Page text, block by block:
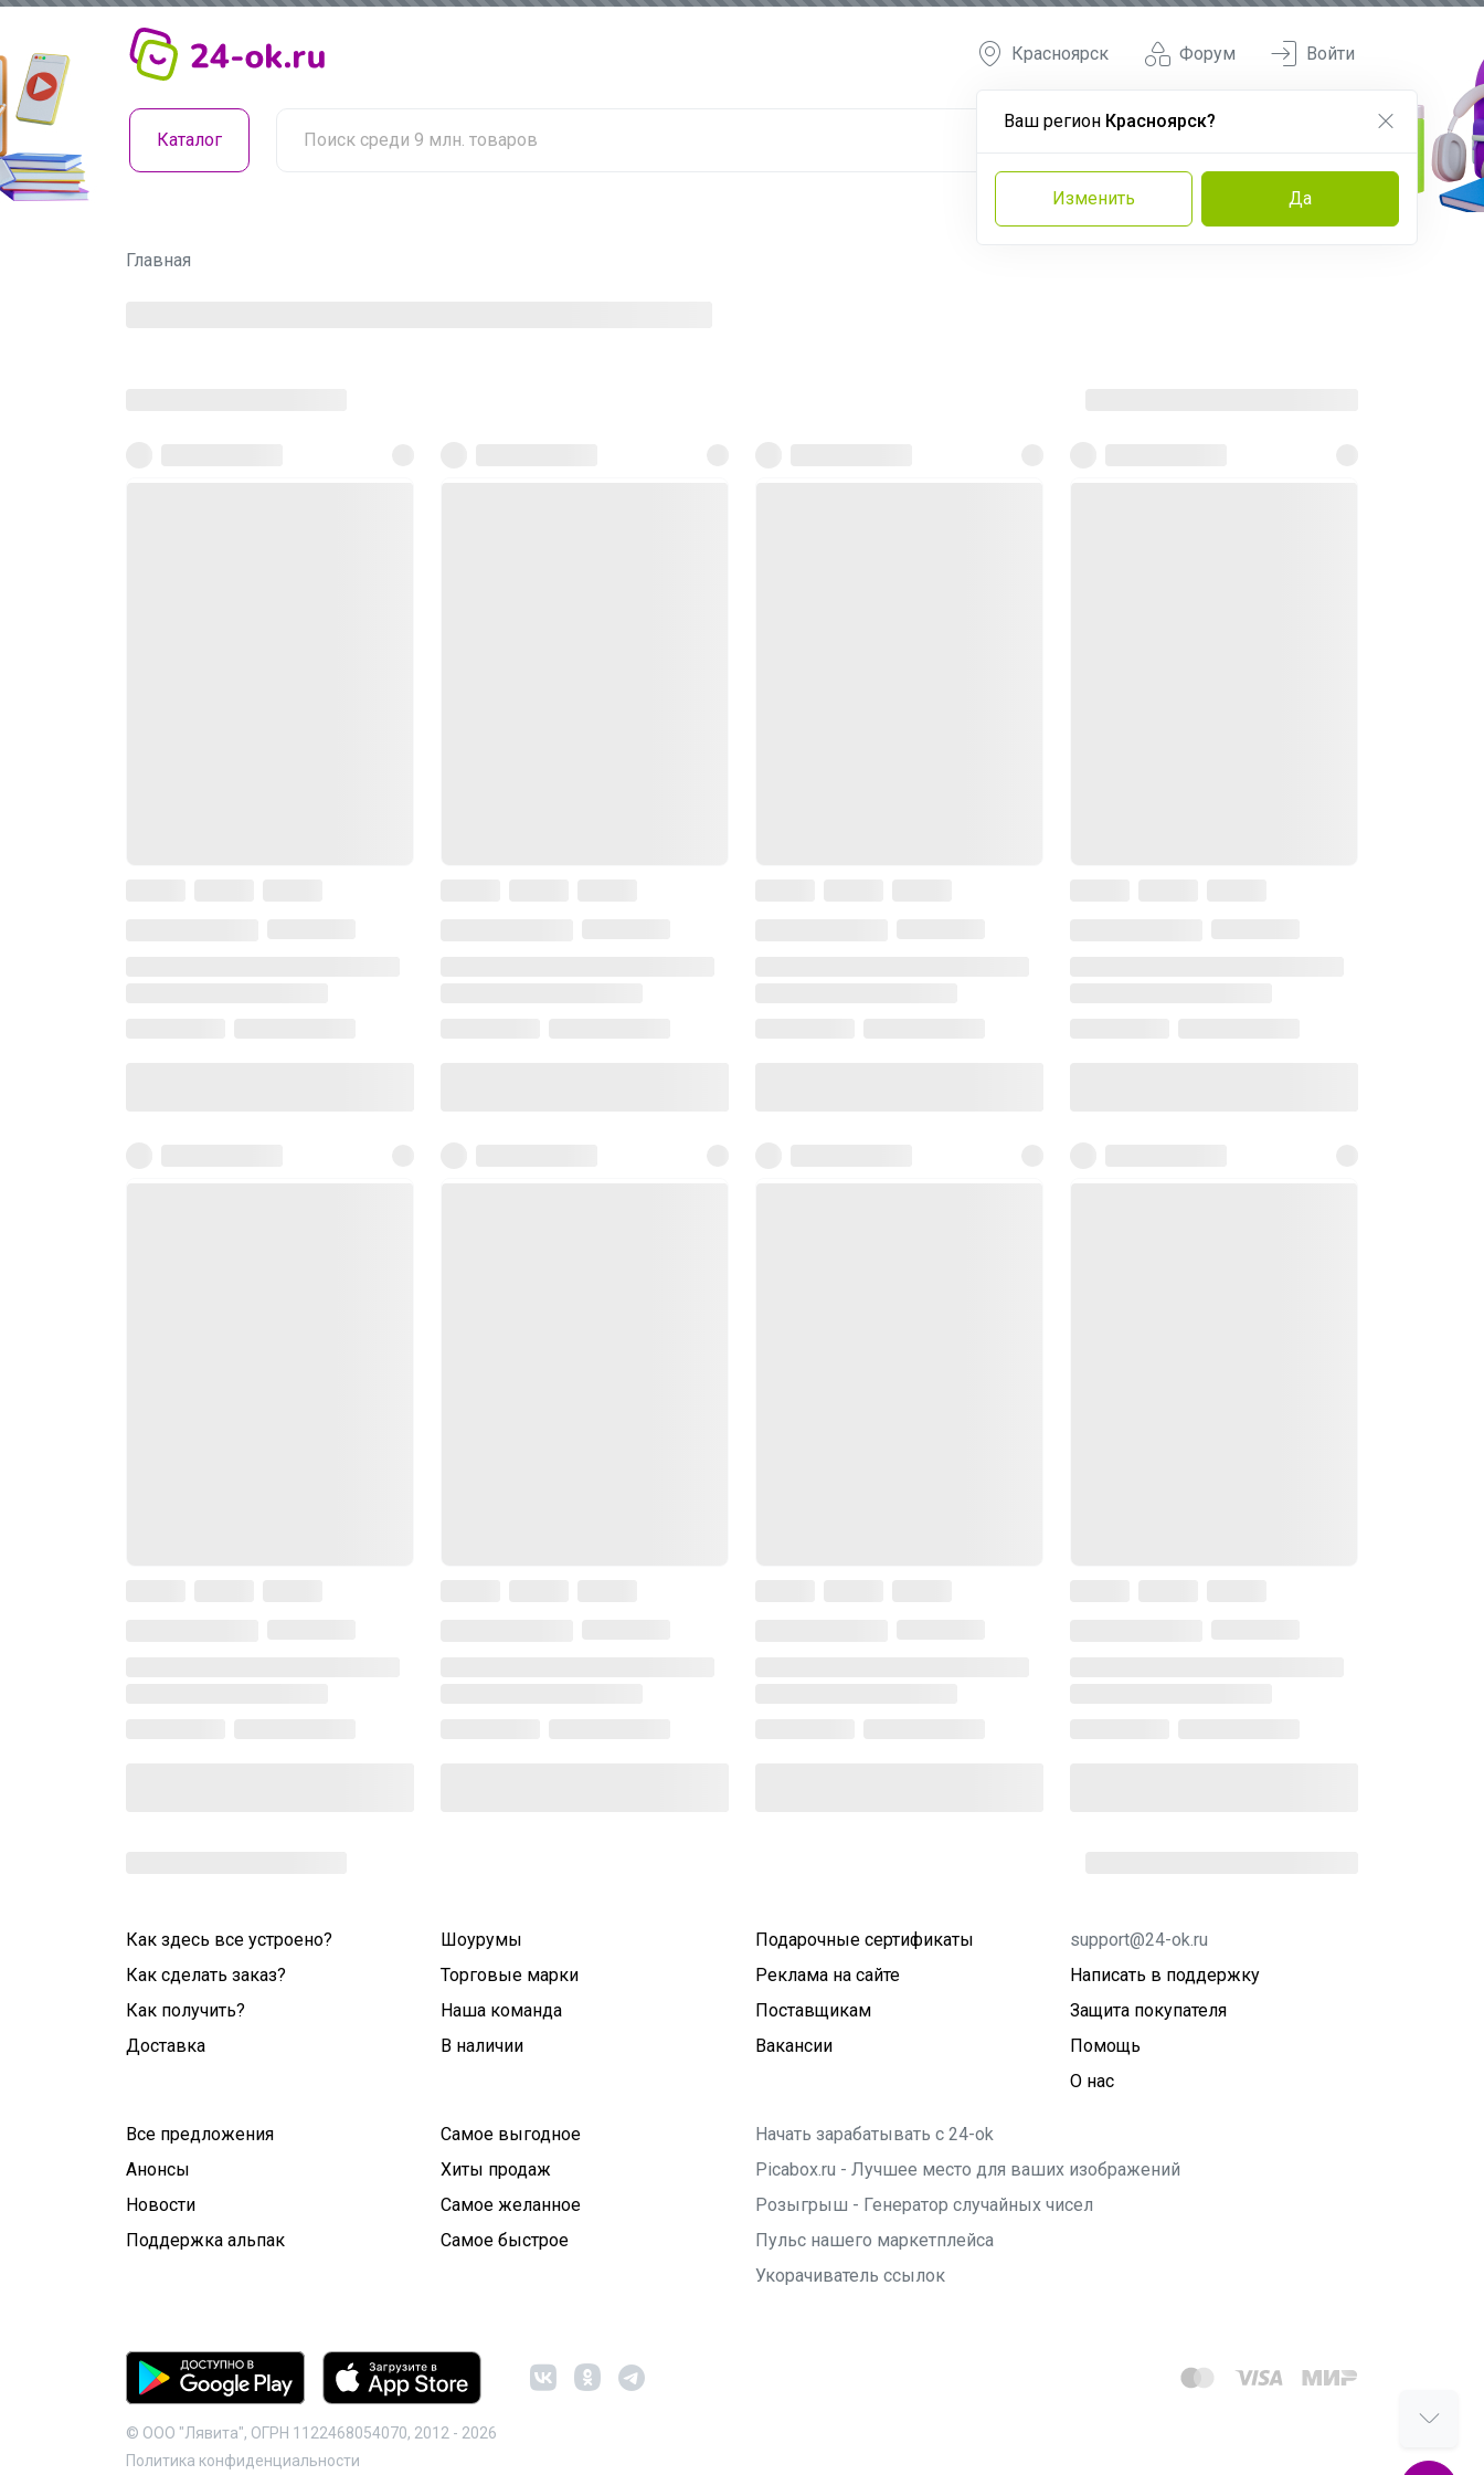
Форум
Красноярск
Ваш регион Красноярск?
Изменить Да
Войти
Каталог
Главная
Как здесь все устроено?
Как сделать заказ?
Как получить?
Доставка
Шоурумы
Торговые марки
Наша команда
В наличии
Подарочные сертификаты
Реклама на сайте
Поставщикам
Вакансии
support@24-ok.ru
Написать в поддержку
Защита покупателя
Помощь
О нас
Все предложения
Анонсы
Новости
Поддержка альпак
Самое выгодное
Хиты продаж
Самое желанное
Самое быстрое
Начать зарабатывать с 24-ok
Picabox.ru - Лучшее место для ваших изображений
Розыгрыш - Генератор случайных чисел
Пульс нашего маркетплейса
Укорачиватель ссылок
© ООО "Лявита", ОГРН 1122468054070, 2012 - 2026
Политика конфиденциальности